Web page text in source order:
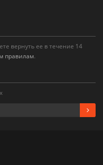
вернуть ее в течение 14
правилам.